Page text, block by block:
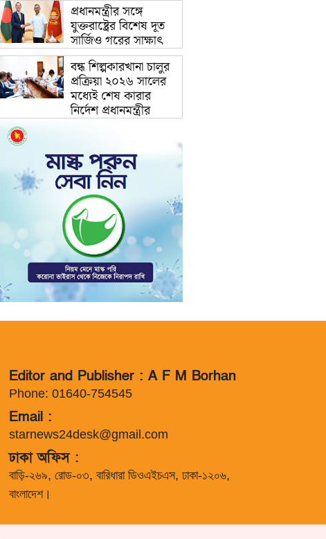
প্রধানমন্ত্রীর সঙ্গে
যুক্তরাষ্ট্রের বিশেষ দূত
সার্জিও গরের সাক্ষাৎ
বন্ধ শিল্পকারখানা চালুর
প্রক্রিয়া ২০২৬ সালের
মধ্যেই শেষ কারার
নির্দেশ প্রধানমন্ত্রীর
Editor and Publisher : A F M Borhan
Phone: 01640-754545
Email :
starnews24desk@gmail.com
ঢাকা অফিস :
বাড়ি-২৬৯, রোড-০৩, বারিধারা ডিওএইচএস, ঢাকা-১২০৬,
বাংলাদেশ।